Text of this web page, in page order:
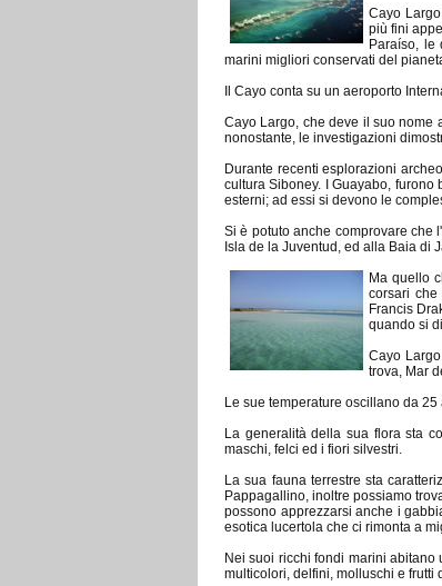
Cayo
più fini
Paraíso,
marini migliori conservati del
Il Cayo conta su un aeroporto
Cayo Largo, che deve il suo nome
nonostante, le investigazioni
Durante recenti esplorazioni
cultura Siboney. I Guayabo,
esterni; ad essi si devono le
Si è potuto anche comprovare che
Isla de la Juventud, ed alla Baia di
Ma quello
corsari
Francis
quando si
Cayo
trova, Mar
Le sue temperature oscillano da
La generalità della sua flora sta
maschi, felci ed i fiori silvestri.
La sua fauna terrestre sta
Pappagallino, inoltre possiamo
possono apprezzarsi anche i
esotica lucertola che ci rimonta a
Nei suoi ricchi fondi marini
multicolori, delfini, molluschi e